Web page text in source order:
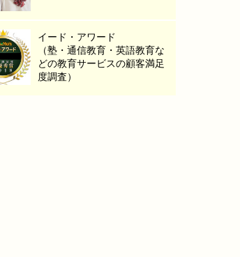
イード・アワード
（塾・通信教育・英語教育な
どの教育サービスの顧客満足
度調査）